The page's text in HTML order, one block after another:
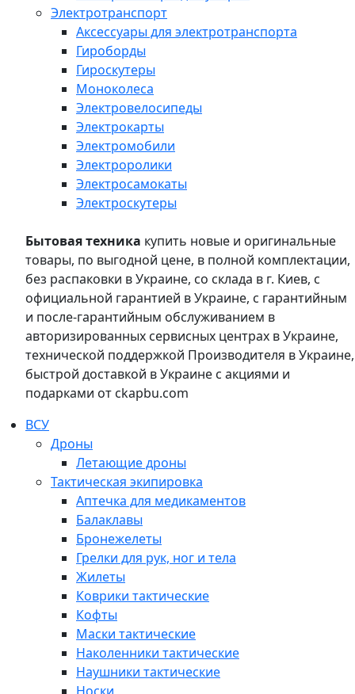
Электротранспорт
Аксессуары для электротранспорта
Гироборды
Гироскутеры
Моноколеса
Электровелосипеды
Электрокарты
Электромобили
Электроролики
Электросамокаты
Электроскутеры
Бытовая техника купить новые и оригинальные
товары, по выгодной цене, в полной комплектации,
без распаковки в Украине, со склада в г. Киев, с
официальной гарантией в Украине, с гарантийным
и после-гарантийным обслуживанием в
авторизированных сервисных центрах в Украине,
технической поддержкой Производителя в Украине,
быстрой доставкой в Украине с акциями и
подарками от ckapbu.com
ВСУ
Дроны
Летающие дроны
Тактическая экипировка
Аптечка для медикаментов
Балаклавы
Бронежелеты
Грелки для рук, ног и тела
Жилеты
Коврики тактические
Кофты
Маски тактические
Наколенники тактические
Наушники тактические